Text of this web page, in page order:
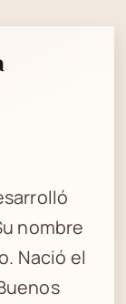
nombre
Nació el